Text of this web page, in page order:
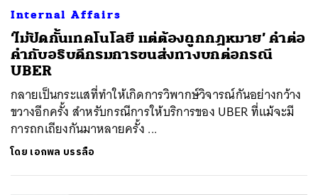
Internal Affairs
‘ไม่ปิดกั้นเทคโนโลยี แต่ต้องถูกกฎหมาย’ คำต่อ
คำกับอธิบดีกรมการขนส่งทางบกต่อกรณี
UBER
กลายเป็นกระแสที่ทำให้เกิดการวิพากษ์วิจารณ์กันอย่างกว้าง
ขวางอีกครั้ง สำหรับกรณีการให้บริการของ UBER ที่แม้จะมี
การถกเถียงกันมาหลายครั้ง ...
โดย เอกพล บรรลือ